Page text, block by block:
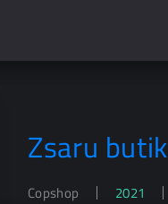
Zsaru butik
Copshop 2021